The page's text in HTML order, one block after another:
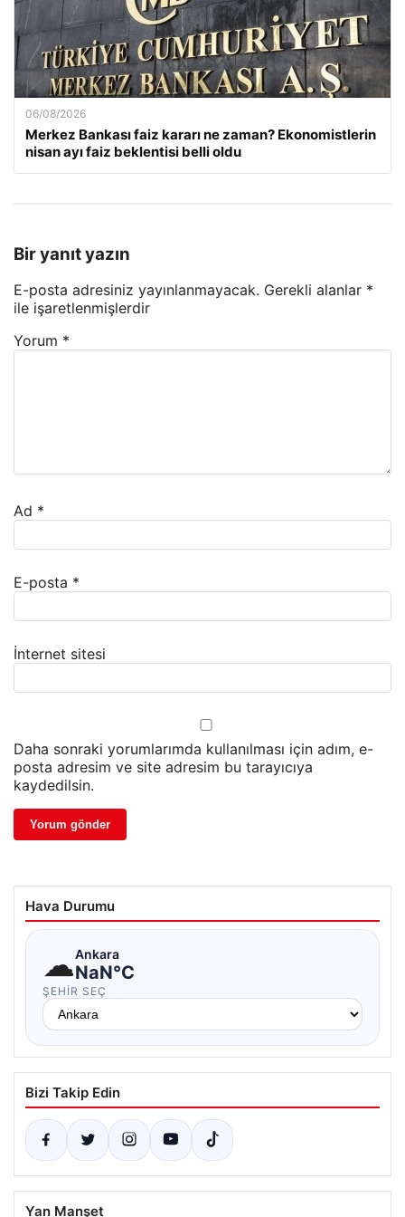
06/08/2026
Merkez Bankası faiz kararı ne zaman? Ekonomistlerin
nisan ayı faiz beklentisi belli oldu
Bir yanıt yazın
E-posta adresiniz yayınlanmayacak. Gerekli alanlar *
ile işaretlenmişlerdir
Yorum *
Ad *
E-posta *
İnternet sitesi
Daha sonraki yorumlarımda kullanılması için adım, e-
posta adresim ve site adresim bu tarayıcıya
kaydedilsin.
Hava Durumu
☁Ankara
NaN°C
ŞEHIR SEÇ
Bizi Takip Edin
Yan Manşet